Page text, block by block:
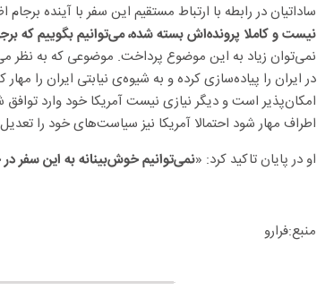
ساداتیان در رابطه با ارتباط مستقیم این سفر با آینده
نیست و کاملا پرونده‌اش بسته شده، می‌توانیم بگوییم که
نمی‌توان زیاد به این موضوع پرداخت. موضوعی که به نظر
در ایران را پیاده‌سازی کرده و به شیوه‌ی نیابتی ایران را
امکان‌پذیر است و دیگر نیازی نیست آمریکا خود وارد
اطراف مهار شود احتمالا آمریکا نیز سیاست‌های خود را
او در پایان تاکید کرد: «نمی‌توانیم خوش‌بینانه به این سفر
منبع:فرارو